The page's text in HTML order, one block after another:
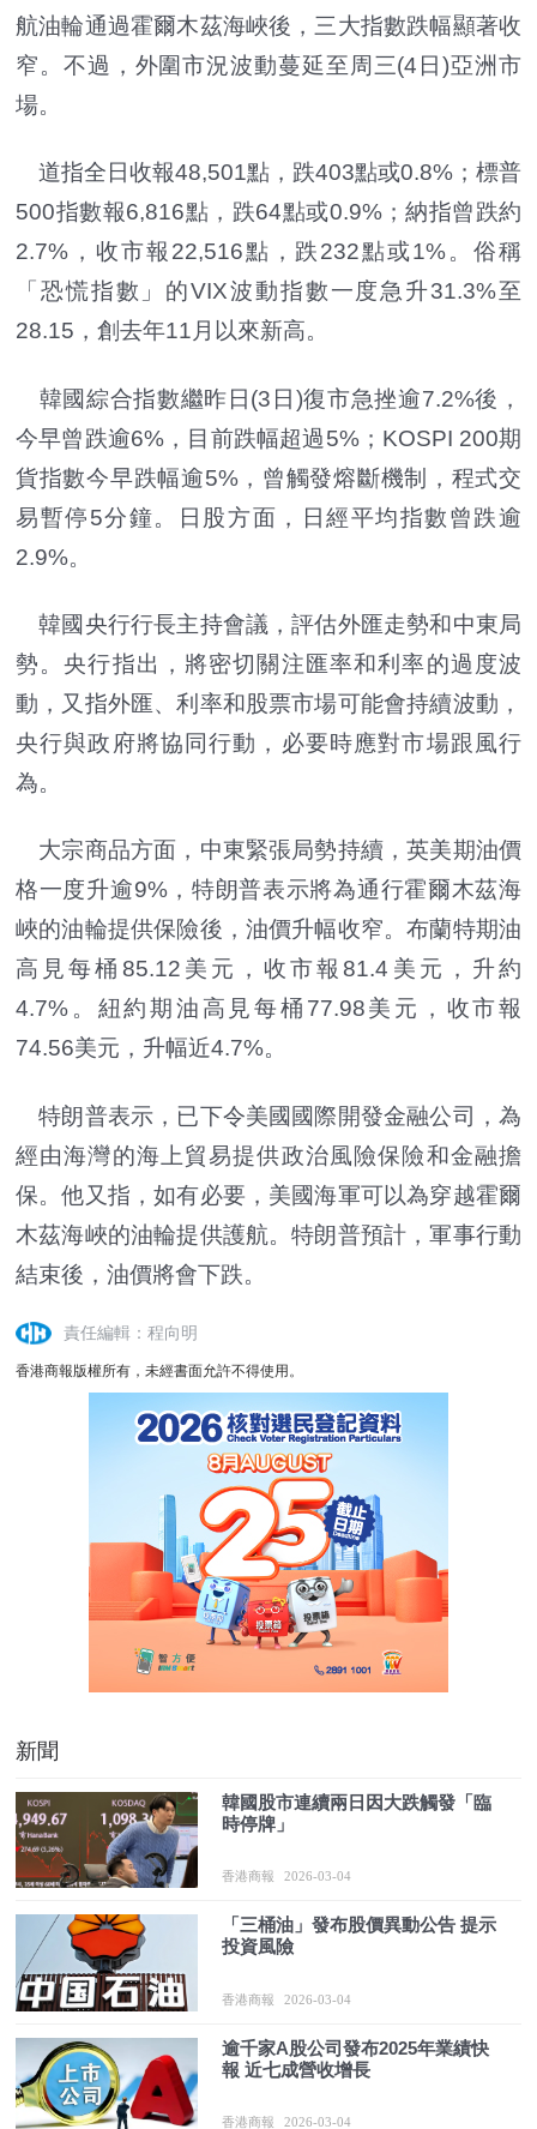
航油輪通過霍爾木茲海峽後，三大指數跌幅顯著收
窄。不過，外圍市況波動蔓延至周三(4日)亞洲市
場。
道指全日收報48,501點，跌403點或0.8%；標普
500指數報6,816點，跌64點或0.9%；納指曾跌約
2.7%，收市報22,516點，跌232點或1%。俗稱
「恐慌指數」的VIX波動指數一度急升31.3%至
28.15，創去年11月以來新高。
韓國綜合指數繼昨日(3日)復市急挫逾7.2%後，
今早曾跌逾6%，目前跌幅超過5%；KOSPI 200期
貨指數今早跌幅逾5%，曾觸發熔斷機制，程式交
易暫停5分鐘。日股方面，日經平均指數曾跌逾
2.9%。
韓國央行行長主持會議，評估外匯走勢和中東局
勢。央行指出，將密切關注匯率和利率的過度波
動，又指外匯、利率和股票市場可能會持續波動，
央行與政府將協同行動，必要時應對市場跟風行
為。
大宗商品方面，中東緊張局勢持續，英美期油價
格一度升逾9%，特朗普表示將為通行霍爾木茲海
峽的油輪提供保險後，油價升幅收窄。布蘭特期油
高見每桶85.12美元，收市報81.4美元，升約
4.7%。紐約期油高見每桶77.98美元，收市報
74.56美元，升幅近4.7%。
特朗普表示，已下令美國國際開發金融公司，為
經由海灣的海上貿易提供政治風險保險和金融擔
保。他又指，如有必要，美國海軍可以為穿越霍爾
木茲海峽的油輪提供護航。特朗普預計，軍事行動
結束後，油價將會下跌。
責任編輯：程向明
香港商報版權所有，未經書面允許不得使用。
新聞
韓國股市連續兩日因大跌觸發「臨
時停牌」
香港商報 2026-03-04
「三桶油」發布股價異動公告 提示
投資風險
香港商報 2026-03-04
逾千家A股公司發布2025年業績快
報 近七成營收增長
香港商報 2026-03-04